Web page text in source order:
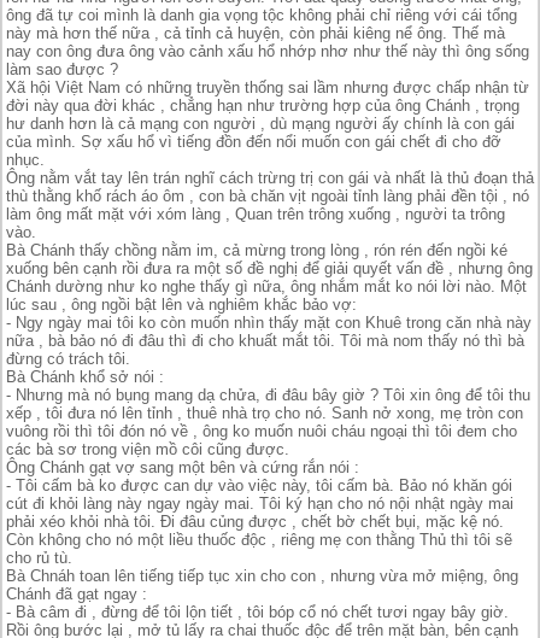
ông đã tự coi mình là danh gia vọng tộc không phải chỉ riêng với cái tổng
này mà hơn thế nữa , cả tỉnh cả huyện, còn phải kiêng nể ông. Thế mà
nay con ông đưa ông vào cảnh xấu hổ nhớp nhơ như thế này thì ông sống
làm sao được ?
Xã hội Việt Nam có những truyền thống sai lầm nhưng được chấp nhận từ
đời này qua đời khác , chẳng hạn như trường hợp của ông Chánh , trọng
hư danh hơn là cả mạng con người , dù mạng người ấy chính là con gái
của mình. Sợ xấu hổ vì tiếng đồn đến nổi muốn con gái chết đi cho đỡ
nhục.
Ông nằm vắt tay lên trán nghĩ cách trừng trị con gái và nhất là thủ đoạn thả
thù thằng khố rách áo ôm , con bà chăn vịt ngoài tỉnh làng phải đền tội , nó
làm ông mất mặt với xóm làng , Quan trên trông xuống , người ta trông
vào.
Bà Chánh thấy chồng nằm im, cả mừng trong lòng , rón rén đến ngồi ké
xuống bên cạnh rồi đưa ra một số đề nghị để giải quyết vấn đề , nhưng ông
Chánh dường như ko nghe thấy gì nữa, ông nhắm mắt ko nói lời nào. Một
lúc sau , ông ngồi bật lên và nghiêm khắc bảo vợ:
- Ngy ngày mai tôi ko còn muốn nhìn thấy mặt con Khuê trong căn nhà này
nữa , bà bảo nó đi đâu thì đi cho khuất mắt tôi. Tôi mà nom thấy nó thì bà
đừng có trách tôi.
Bà Chánh khổ sở nói :
- Nhưng mà nó bụng mang dạ chửa, đi đâu bây giờ ? Tôi xin ông để tôi thu
xếp , tôi đưa nó lên tỉnh , thuê nhà trọ cho nó. Sanh nở xong, mẹ tròn con
vuông rồi thì tôi đón nó về , ông ko muốn nuôi cháu ngoại thì tôi đem cho
các bà sơ trong viện mồ côi cũng được.
Ông Chánh gạt vợ sang một bên và cứng rắn nói :
- Tôi cấm bà ko được can dự vào việc này, tôi cấm bà. Bảo nó khăn gói
cút đi khỏi làng này ngay ngày mai. Tôi ký hạn cho nó nội nhật ngày mai
phải xéo khỏi nhà tôi. Đi đâu củng được , chết bờ chết bụi, mặc kệ nó.
Còn không cho nó một liều thuốc độc , riêng mẹ con thằng Thủ thì tôi sẽ
cho rủ tù.
Bà Chnáh toan lên tiếng tiếp tục xin cho con , nhưng vừa mở miệng, ông
Chánh đã gạt ngay :
- Bà câm đi , đừng để tôi lộn tiết , tôi bóp cổ nó chết tươi ngay bây giờ.
Rồi ông bước lại , mở tủ lấy ra chai thuốc độc để trên mặt bàn, bên cạnh